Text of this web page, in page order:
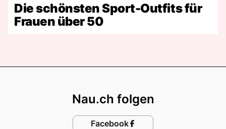
Die schönsten Sport-Outfits für
Frauen über 50
Nau.ch folgen
Facebook